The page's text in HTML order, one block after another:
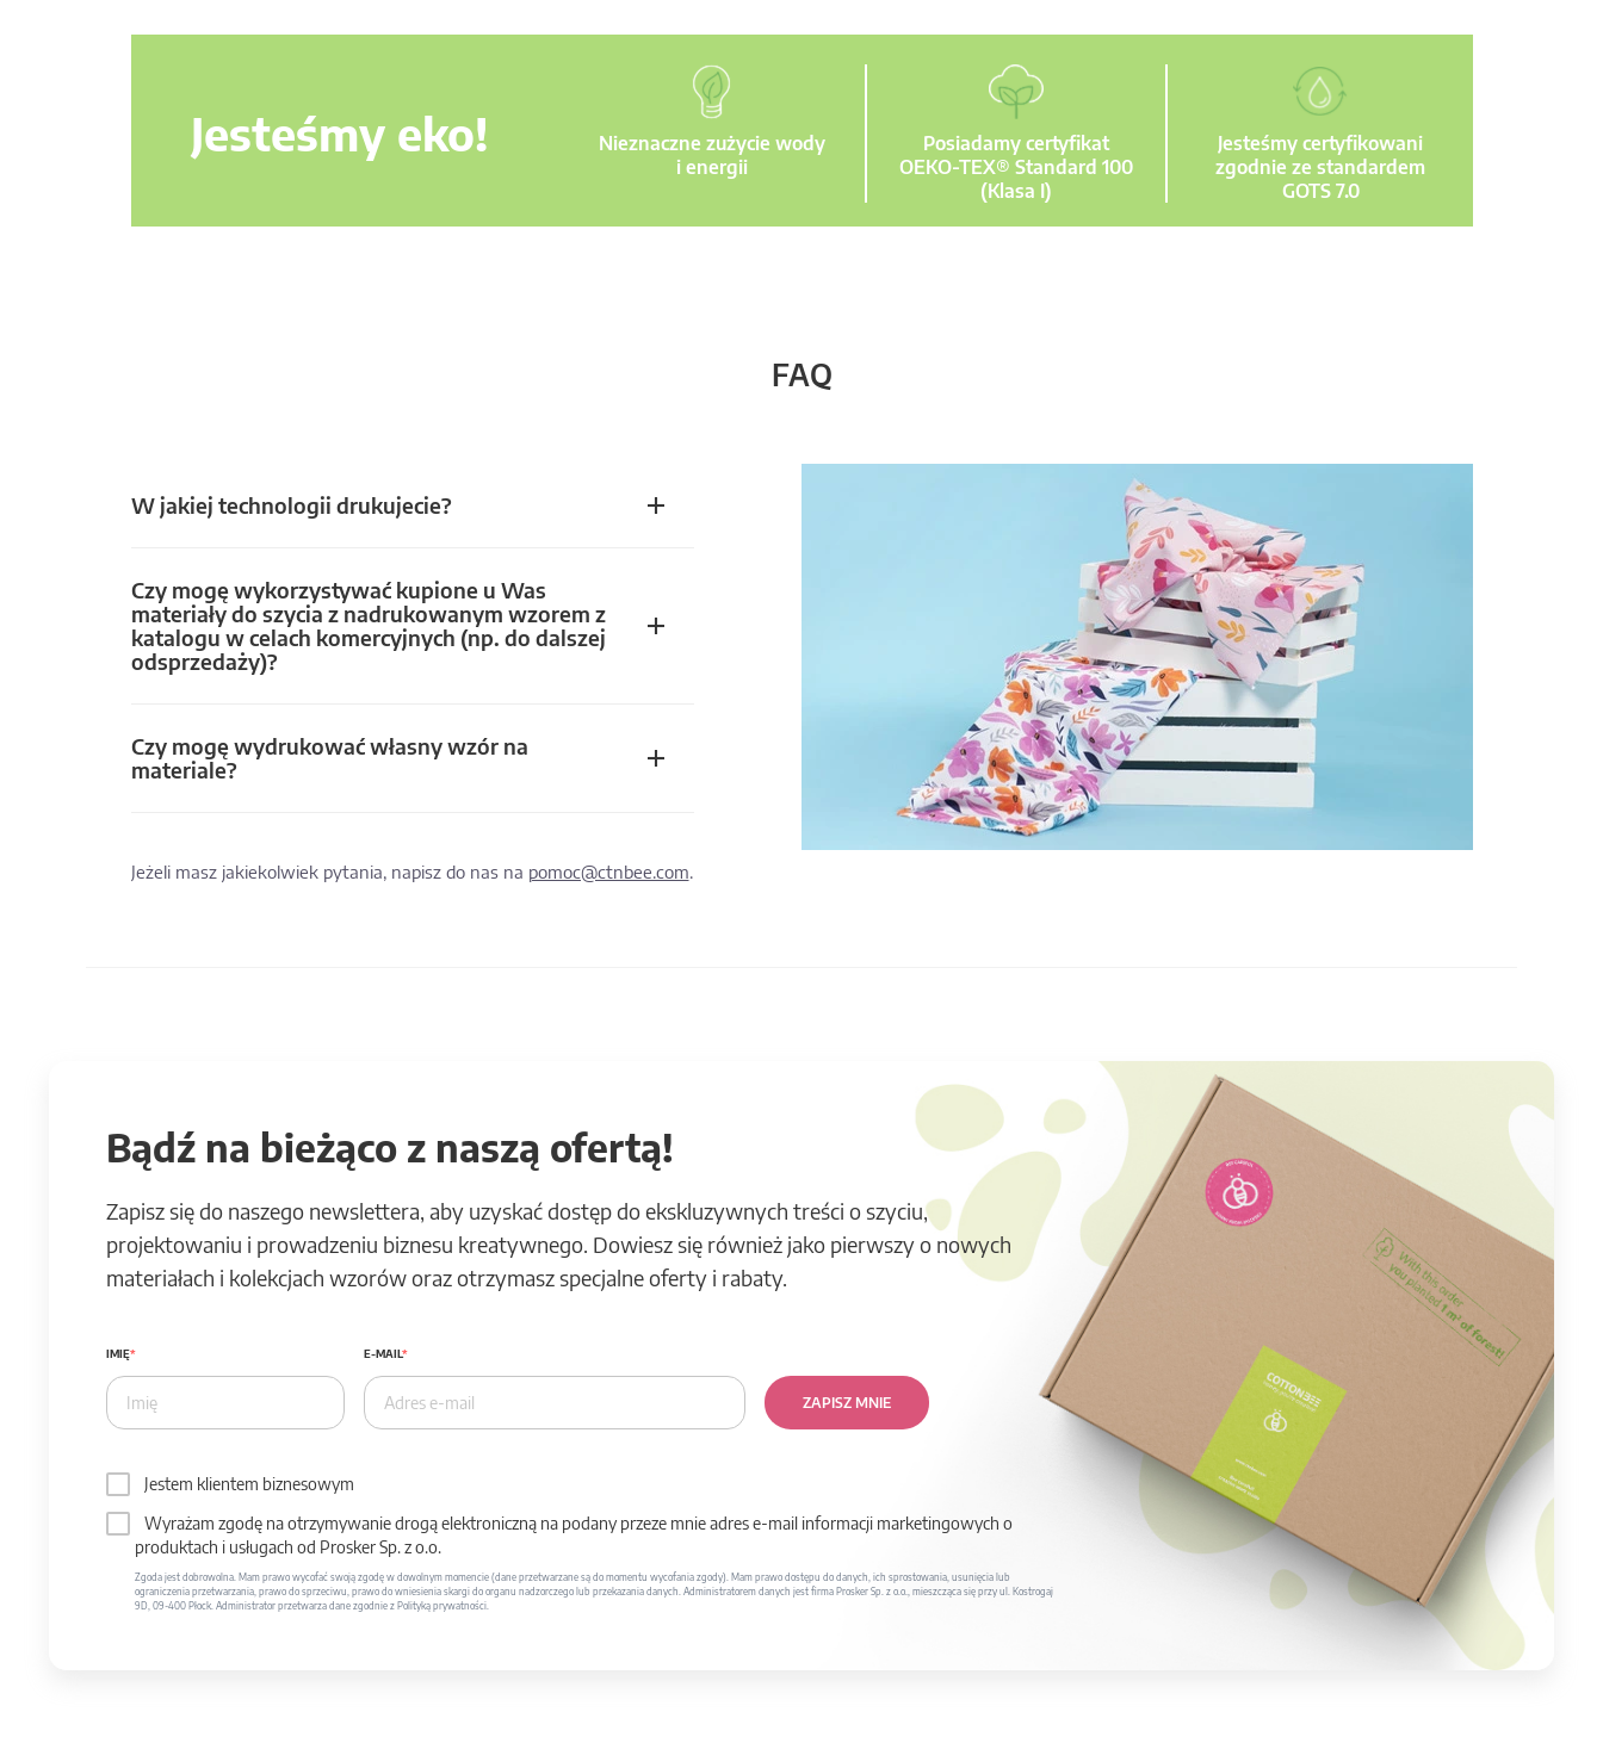
Jesteśmy eko!
Nieznaczne zużycie wody
i energii
Posiadamy certyfikat
OEKO-TEX® Standard 100
(Klasa I)
Jesteśmy certyfikowani
zgodnie ze standardem
GOTS 7.0
FAQ
W jakiej technologii drukujecie?
Czy mogę wykorzystywać kupione u Was
materiały do szycia z nadrukowanym wzorem z
katalogu w celach komercyjnych (np. do dalszej
odsprzedaży)?
Czy mogę wydrukować własny wzór na
materiale?
Jeżeli masz jakiekolwiek pytania, napisz do nas na pomoc@ctnbee.com.
Bądź na bieżąco z naszą ofertą!
Zapisz się do naszego newslettera, aby uzyskać dostęp do ekskluzywnych treści o szyciu,
projektowaniu i prowadzeniu biznesu kreatywnego. Dowiesz się również jako pierwszy o nowych
materiałach i kolekcjach wzorów oraz otrzymasz specjalne oferty i rabaty.
IMIĘ E-MAIL
ZAPISZ MNIE
Jestem klientem biznesowym
Wyrażam zgodę na otrzymywanie drogą elektroniczną na podany przeze mnie adres e-mail informacji marketingowych o
produktach i usługach od Prosker Sp. z o.o.
Zgoda jest dobrowolna. Mam prawo wycofać swoją zgodę w dowolnym momencie (dane przetwarzane są do momentu wycofania zgody). Mam prawo dostępu do danych, ich sprostowania, usunięcia lub
ograniczenia przetwarzania, prawo do sprzeciwu, prawo do wniesienia skargi do organu nadzorczego lub przekazania danych. Administratorem danych jest firma Prosker Sp. z o.o., mieszcząca się przy ul. Kostrogaj
9D, 09-400 Płock. Administrator przetwarza dane zgodnie z Polityką prywatności.